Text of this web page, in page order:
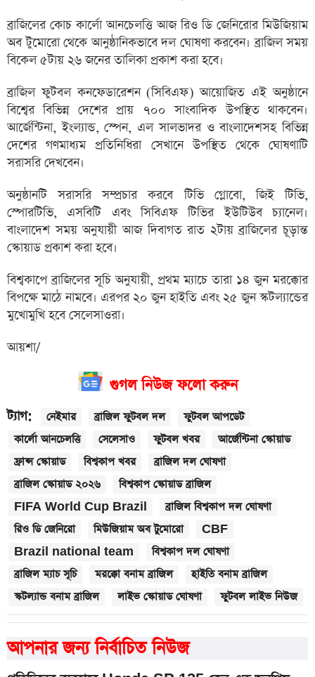
ব্রাজিলের কোচ কার্লো আনচেলত্তি আজ রিও ডি জেনিরোর মিউজিয়াম
অব টুমোরো থেকে আনুষ্ঠানিকভাবে দল ঘোষণা করবেন। ব্রাজিল সময়
বিকেল ৫টায় ২৬ জনের তালিকা প্রকাশ করা হবে।
ব্রাজিল ফুটবল কনফেডারেশন (সিবিএফ) আয়োজিত এই অনুষ্ঠানে
বিশ্বের বিভিন্ন দেশের প্রায় ৭০০ সাংবাদিক উপস্থিত থাকবেন।
আর্জেন্টিনা, ইংল্যান্ড, স্পেন, এল সালভাদর ও বাংলাদেশসহ বিভিন্ন
দেশের গণমাধ্যম প্রতিনিধিরা সেখানে উপস্থিত থেকে ঘোষণাটি
সরাসরি দেখবেন।
অনুষ্ঠানটি সরাসরি সম্প্রচার করবে টিভি গ্লোবো, জিই টিভি,
স্পোরটিভি, এসবিটি এবং সিবিএফ টিভির ইউটিউব চ্যানেল।
বাংলাদেশ সময় অনুযায়ী আজ দিবাগত রাত ২টায় ব্রাজিলের চূড়ান্ত
স্কোয়াড প্রকাশ করা হবে।
বিশ্বকাপে ব্রাজিলের সূচি অনুযায়ী, প্রথম ম্যাচে তারা ১৪ জুন মরক্কোর
বিপক্ষে মাঠে নামবে। এরপর ২০ জুন হাইতি এবং ২৫ জুন স্কটল্যান্ডের
মুখোমুখি হবে সেলেসাওরা।
আয়শা/
গুগল নিউজ ফলো করুন
ট্যাগ: নেইমার ব্রাজিল ফুটবল দল
ফুটবল আপডেট
কার্লো আনচেলত্তি
সেলেসাও ফুটবল খবর
আর্জেন্টিনা স্কোয়াড
ফ্রান্স স্কোয়াড
বিশ্বকাপ খবর
ব্রাজিল দল ঘোষণা
ব্রাজিল স্কোয়াড ২০২৬
বিশ্বকাপ স্কোয়াড ব্রাজিল
FIFA World Cup Brazil
ব্রাজিল বিশ্বকাপ দল ঘোষণা
রিও ডি জেনিরো
মিউজিয়াম অব টুমোরো
CBF
Brazil national team
বিশ্বকাপ দল ঘোষণা
ব্রাজিল ম্যাচ সূচি
মরক্কো বনাম ব্রাজিল
হাইতি বনাম ব্রাজিল
স্কটল্যান্ড বনাম ব্রাজিল
লাইভ স্কোয়াড ঘোষণা ফুটবল লাইভ নিউজ
আপনার জন্য নির্বাচিত নিউজ